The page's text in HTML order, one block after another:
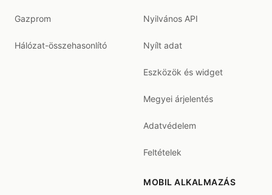
Gazprom
Hálózat-összehasonlító
Nyilvános API
Nyílt adat
Eszközök és widget
Megyei árjelentés
Adatvédelem
Feltételek
MOBIL ALKALMAZÁS